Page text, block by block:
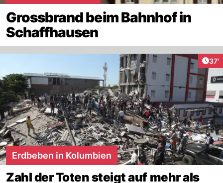
Grossbrand beim Bahnhof in
Schaffhausen
37'
Erdbeben in Kolumbien
Zahl der Toten steigt auf mehr als